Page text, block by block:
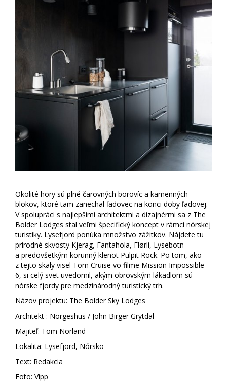
Okolité hory sú plné čarovných borovíc a kamenných
blokov, ktoré tam zanechal ľadovec na konci doby ľadovej.
V spolupráci s najlepšími architektmi a dizajnérmi sa z The
Bolder Lodges stal veľmi špecifický koncept v rámci nórskej
turistiky. Lysefjord ponúka množstvo zážitkov. Nájdete tu
prírodné skvosty Kjerag, Fantahola, Flørli, Lysebotn
a predovšetkým korunný klenot Pulpit Rock. Po tom, ako
z tejto skaly visel Tom Cruise vo filme Mission Impossible
6, si celý svet uvedomil, akým obrovským lákadlom sú
nórske fjordy pre medzinárodný turistický trh.
Názov projektu: The Bolder Sky Lodges
Architekt : Norgeshus / John Birger Grytdal
Majiteľ: Tom Norland
Lokalita: Lysefjord, Nórsko
Text: Redakcia
Foto: Vipp